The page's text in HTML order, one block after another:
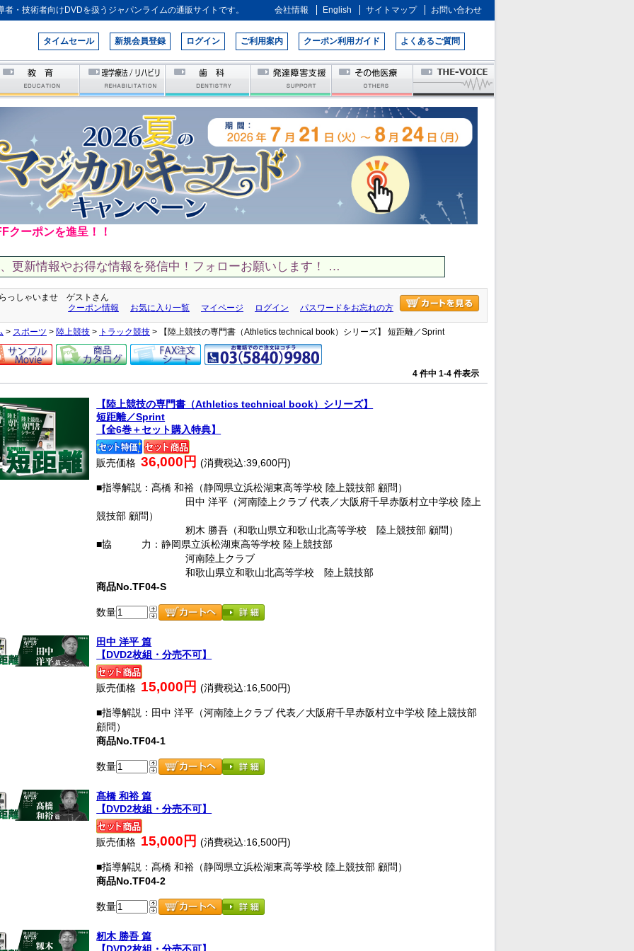
・技術者向けDVDを扱うジャパンライムの通販サイトです。 会社情報 English サイトマップ お問い合わせ
タイムセール 新規会員登録 ログイン ご利用案内 クーポン利用ガイド よくあるご質問
クーポンを進呈！！
新情報やお得な情報を発信中！フォローお願いします！ …
っしゃいませ ゲストさん
クーポン情報
お気に入り一覧 マイページ ログイン パスワードをお忘れの方
> スポーツ > 陸上競技 > トラック競技 > 【陸上競技の専門書（Athletics technical book）シリーズ】 短距離／Sprint
4 件中 1-4 件表示
【陸上競技の専門書（Athletics technical book）シリーズ】
短距離／Sprint
【全6巻＋セット購入特典】
販売価格 36,000円 (消費税込:39,600円)
■指導解説：髙橋 和裕（静岡県立浜松湖東高等学校 陸上競技部 顧問）
田中 洋平（河南陸上クラブ 代表／大阪府千早赤阪村立中学校 陸上
競技部 顧問）
籾木 勝吾（和歌山県立和歌山北高等学校 陸上競技部 顧問）
■協 力：静岡県立浜松湖東高等学校 陸上競技部
河南陸上クラブ
和歌山県立和歌山北高等学校 陸上競技部
商品No.TF04-S
数量
田中 洋平 篇
【DVD2枚組・分売不可】
販売価格 15,000円 (消費税込:16,500円)
■指導解説：田中 洋平（河南陸上クラブ 代表／大阪府千早赤阪村立中学校 陸上競技部
顧問）
商品No.TF04-1
数量
髙橋 和裕 篇
【DVD2枚組・分売不可】
販売価格 15,000円 (消費税込:16,500円)
■指導解説：髙橋 和裕（静岡県立浜松湖東高等学校 陸上競技部 顧問）
商品No.TF04-2
数量
籾木 勝吾 篇
【DVD2枚組・分売不可】